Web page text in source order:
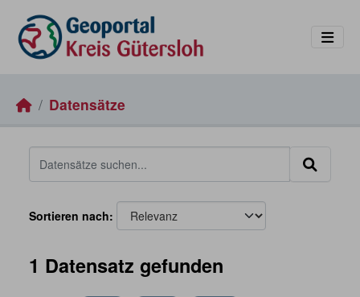
Datensätze
Sortieren nach
1 Datensatz gefunden